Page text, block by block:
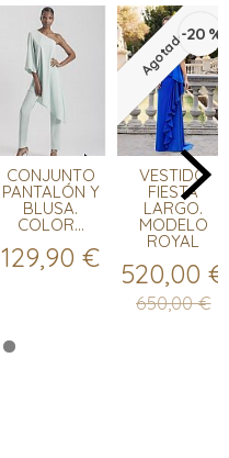
CONJUNTO
PANTALÓN Y
BLUSA.
COLOR...
129,90 €
Agotado-20 %
VESTIDO
FIESTA
LARGO.
MODELO
ROYAL
520,00 €
650,00 €